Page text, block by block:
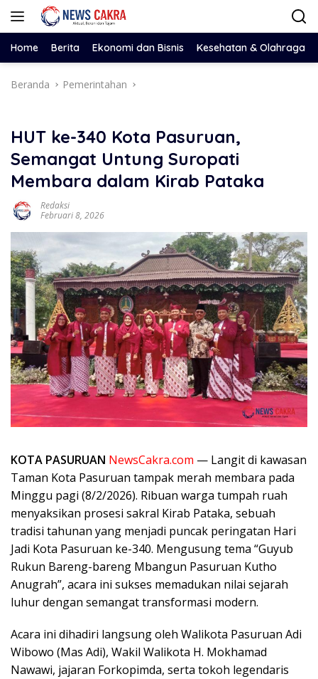
Langsung
Home Berita Ekonomi dan Bisnis Kesehatan & Olahraga
Beranda Pemerintahan
HUT ke-340 Kota Pasuruan,
Semangat Untung Suropati
Membara dalam Kirab Pataka
Redaksi
Februari 8, 2026
KOTA PASURUAN NewsCakra.com — Langit di kawasan
Taman Kota Pasuruan tampak merah membara pada
Minggu pagi (8/2/2026). Ribuan warga tumpah ruah
menyaksikan prosesi sakral Kirab Pataka, sebuah
tradisi tahunan yang menjadi puncak peringatan Hari
Jadi Kota Pasuruan ke-340. Mengusung tema “Guyub
Rukun Bareng-bareng Mbangun Pasuruan Kutho
Anugrah”, acara ini sukses memadukan nilai sejarah
luhur dengan semangat transformasi modern.
Acara ini dihadiri langsung oleh Walikota Pasuruan Adi
Wibowo (Mas Adi), Wakil Walikota H. Mokhamad
Nawawi, jajaran Forkopimda, serta tokoh legendaris